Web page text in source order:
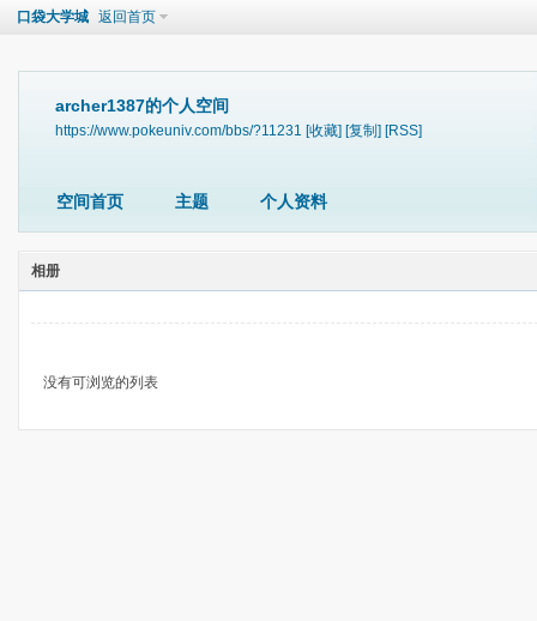
口袋大学城 返回首页
archer1387的个人空间
https://www.pokeuniv.com/bbs/?11231 [收藏] [复制] [RSS]
空间首页 主题 个人资料
相册
没有可浏览的列表